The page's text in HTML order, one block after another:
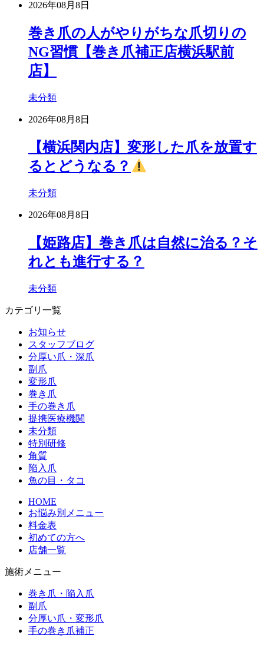
2026年08月8日
巻き爪の人がやりがちな爪切りの
NG習慣【巻き爪補正店横浜駅前
店】
未分類
2026年08月8日
【横浜関内店】変形した爪を放置す
るとどうなる？
未分類
2026年08月8日
【姫路店】巻き爪は自然に治る？そ
れとも進行する？
未分類
カテゴリ一覧
お知らせ
スタッフブログ
分厚い爪・深爪
副爪
変形爪
巻き爪
手の巻き爪
提携医療機関
未分類
特別研修
角質
陥入爪
魚の目・タコ
HOME
お悩み別メニュー
料金表
初めての方へ
店舗一覧
施術メニュー
巻き爪・陥入爪
副爪
分厚い爪・変形爪
手の巻き爪補正